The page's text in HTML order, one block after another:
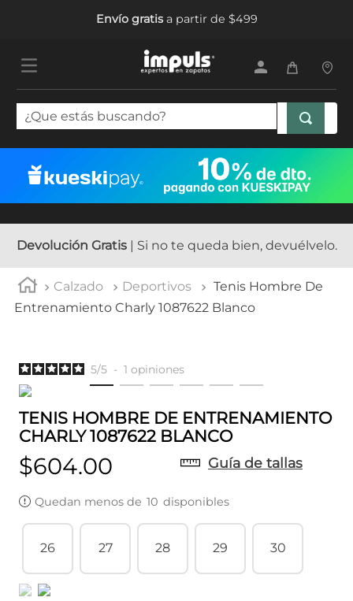
Envío gratisa partir de $499
¿Que estás buscando?
Devolución Gratis| Si no te queda bien, devuélvelo.
Calzado Deportivos
Tenis Hombre De
Entrenamiento Charly 1087622 Blanco
5/5 - 1 opiniones
TENIS HOMBRE DE ENTRENAMIENTO
CHARLY 1087622 BLANCO
$604.00 Guía de tallas
Quedan menos de 10 disponibles
26 27 28 29 30
1.
tenis mujer
tenis hombre
5. tenis